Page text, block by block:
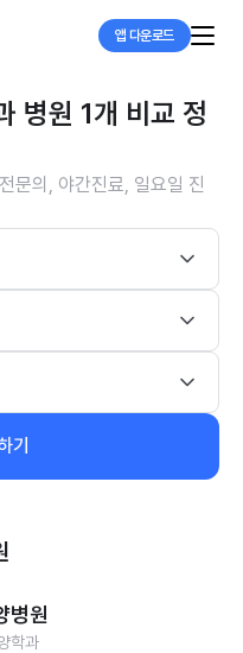
앱 다운로드
병원 1개 비교 정
문의, 야간진료, 일요일 진
기
병원
학과